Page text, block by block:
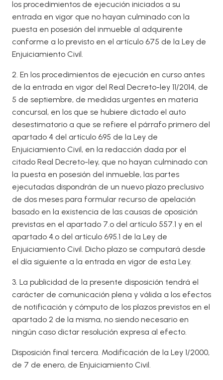
los procedimientos de ejecución iniciados a su
entrada en vigor que no hayan culminado con la
puesta en posesión del inmueble al adquirente
conforme a lo previsto en el artículo 675 de la Ley de
Enjuiciamiento Civil.
2. En los procedimientos de ejecución en curso antes
de la entrada en vigor del Real Decreto-ley 11/2014, de
5 de septiembre, de medidas urgentes en materia
concursal, en los que se hubiere dictado el auto
desestimatorio a que se refiere el párrafo primero del
apartado 4 del artículo 695 de la Ley de
Enjuiciamiento Civil, en la redacción dada por el
citado Real Decreto-ley, que no hayan culminado con
la puesta en posesión del inmueble, las partes
ejecutadas dispondrán de un nuevo plazo preclusivo
de dos meses para formular recurso de apelación
basado en la existencia de las causas de oposición
previstas en el apartado 7.º del artículo 557.1 y en el
apartado 4.º del artículo 695.1 de la Ley de
Enjuiciamiento Civil. Dicho plazo se computará desde
el día siguiente a la entrada en vigor de esta Ley.
3. La publicidad de la presente disposición tendrá el
carácter de comunicación plena y válida a los efectos
de notificación y cómputo de los plazos previstos en el
apartado 2 de la misma, no siendo necesario en
ningún caso dictar resolución expresa al efecto.
Disposición final tercera. Modificación de la Ley 1/2000,
de 7 de enero, de Enjuiciamiento Civil.